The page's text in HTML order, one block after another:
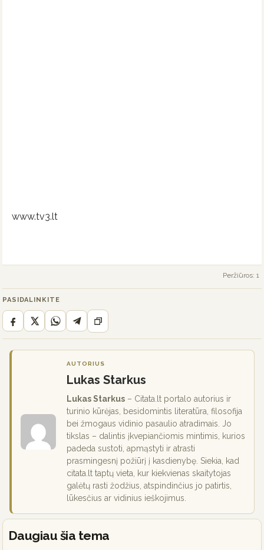
www.tv3.lt
Peržiūros: 1
PASIDALINKITE
AUTORIUS
Lukas Starkus
Lukas Starkus – Citata.lt portalo autorius ir
turinio kūrėjas, besidomintis literatūra, filosofija
bei žmogaus vidinio pasaulio atradimais. Jo
tikslas – dalintis įkvepiančiomis mintimis, kurios
padeda sustoti, apmąstyti ir atrasti
prasmingesnį požiūrį į kasdienybę. Siekia, kad
citata.lt taptų vieta, kur kiekvienas skaitytojas
galėtų rasti žodžius, atspindinčius jo patirtis,
lūkesčius ar vidinius ieškojimus.
Daugiau šia tema